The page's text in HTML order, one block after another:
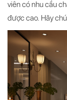
viên có nhu cầu
được cao. Hãy